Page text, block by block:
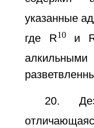
указанные
где R10и
20.